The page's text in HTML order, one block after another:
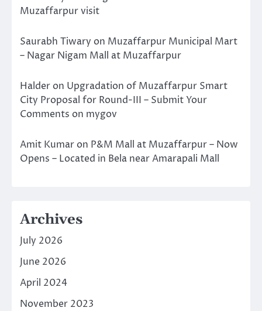
Muzaffarpur visit
Saurabh Tiwary on Muzaffarpur Municipal Mart
– Nagar Nigam Mall at Muzaffarpur
Halder on Upgradation of Muzaffarpur Smart
City Proposal for Round-III – Submit Your
Comments on mygov
Amit Kumar on P&M Mall at Muzaffarpur – Now
Opens – Located in Bela near Amarapali Mall
Archives
July 2026
June 2026
April 2024
November 2023